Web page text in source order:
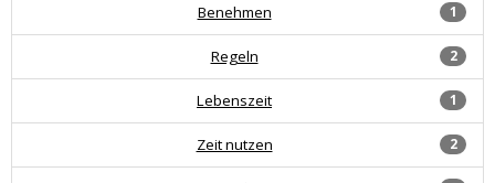
1
Benehmen
2
Regeln
1
Lebenszeit
2
Zeit nutzen